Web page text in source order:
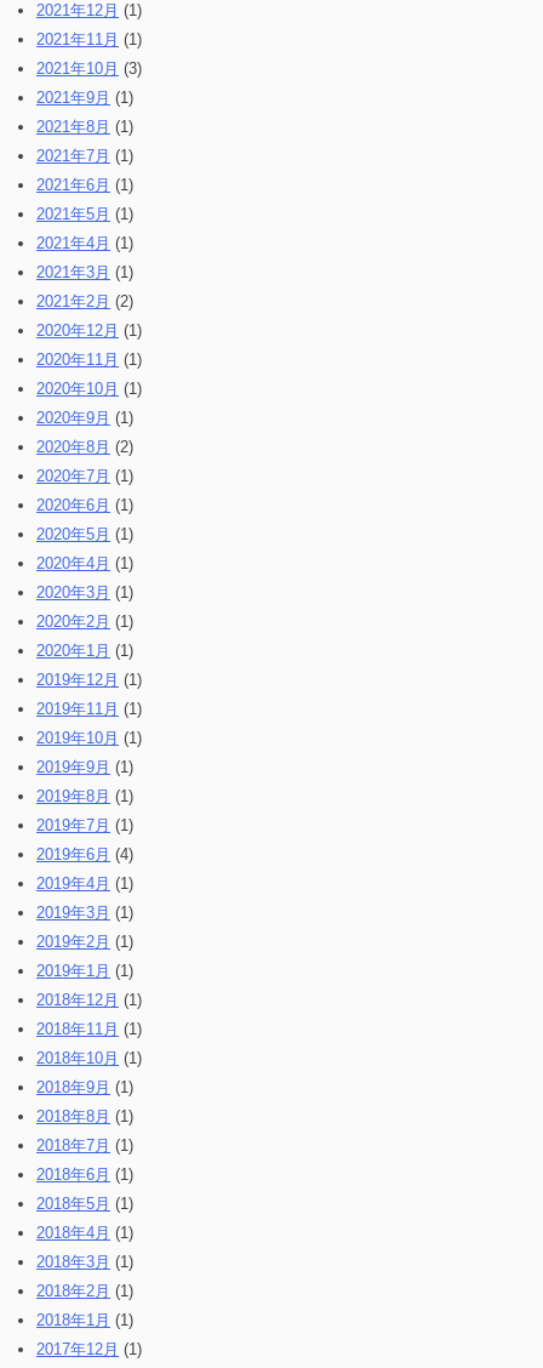
2021年12月 (1)
2021年11月 (1)
2021年10月 (3)
2021年9月 (1)
2021年8月 (1)
2021年7月 (1)
2021年6月 (1)
2021年5月 (1)
2021年4月 (1)
2021年3月 (1)
2021年2月 (2)
2020年12月 (1)
2020年11月 (1)
2020年10月 (1)
2020年9月 (1)
2020年8月 (2)
2020年7月 (1)
2020年6月 (1)
2020年5月 (1)
2020年4月 (1)
2020年3月 (1)
2020年2月 (1)
2020年1月 (1)
2019年12月 (1)
2019年11月 (1)
2019年10月 (1)
2019年9月 (1)
2019年8月 (1)
2019年7月 (1)
2019年6月 (4)
2019年4月 (1)
2019年3月 (1)
2019年2月 (1)
2019年1月 (1)
2018年12月 (1)
2018年11月 (1)
2018年10月 (1)
2018年9月 (1)
2018年8月 (1)
2018年7月 (1)
2018年6月 (1)
2018年5月 (1)
2018年4月 (1)
2018年3月 (1)
2018年2月 (1)
2018年1月 (1)
2017年12月 (1)